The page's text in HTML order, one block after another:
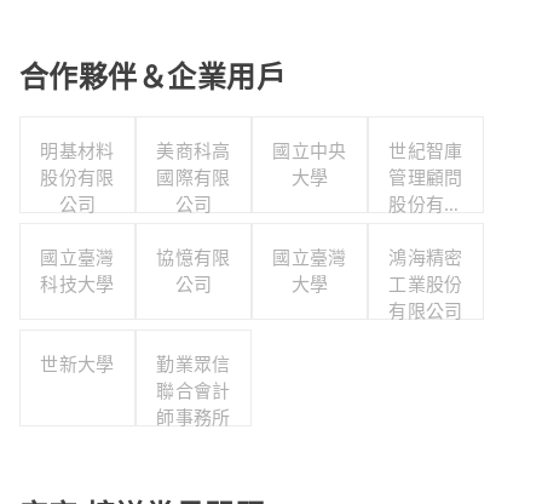
合作夥伴＆企業用戶
明基材料
股份有限
公司
美商科高
國際有限
公司
國立中央
大學
世紀智庫
管理顧問
股份有限
國立臺灣
科技大學
協憶有限
公司
國立臺灣
大學
鴻海精密
工業股份
有限公司
世新大學
勤業眾信
聯合會計
師事務所